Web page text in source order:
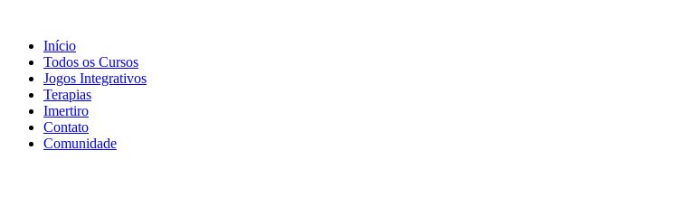
Início
Todos os Cursos
Jogos Integrativos
Terapias
Imertiro
Contato
Comunidade